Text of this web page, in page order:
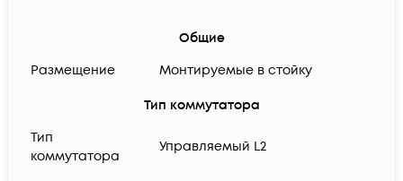
Общие
Размещение
Монтируемые в стойку
Тип коммутатора
Тип
коммутатора
Управляемый L2